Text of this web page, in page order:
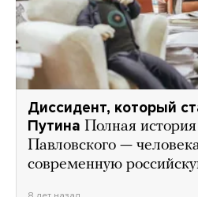
Диссидент, который
Путина Полная история
Павловского —
современную